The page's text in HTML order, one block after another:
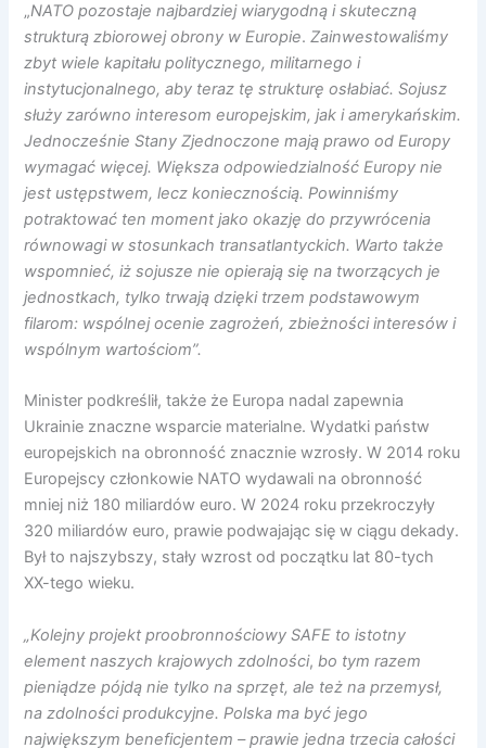
„NATO pozostaje najbardziej wiarygodną i skuteczną
strukturą zbiorowej obrony w Europie.Zainwestowaliśmy
zbyt wiele kapitału politycznego, militarnego i
instytucjonalnego, aby teraz tę strukturę osłabiać. Sojusz
służy zarówno interesom europejskim, jak i amerykańskim.
Jednocześnie Stany Zjednoczone mają prawo od Europy
wymagać więcej. Większa odpowiedzialność Europy nie
jest ustępstwem, lecz koniecznością. Powinniśmy
potraktować ten moment jako okazję do przywrócenia
równowagi w stosunkach transatlantyckich. Warto także
wspomnieć, iż sojusze nie opierają się na tworzących je
jednostkach, tylko trwają dzięki trzem podstawowym
filarom: wspólnej ocenie zagrożeń, zbieżności interesów i
wspólnym wartościom”.
Minister podkreślił, także że Europa nadal zapewnia
Ukrainie znaczne wsparcie materialne. Wydatki państw
europejskich na obronność znacznie wzrosły. W 2014 roku
Europejscy członkowie NATO wydawali na obronność
mniej niż 180 miliardów euro. W 2024 roku przekroczyły
320 miliardów euro, prawie podwajając się w ciągu dekady.
Był to najszybszy, stały wzrost od początku lat 80-tych
XX-tego wieku.
„Kolejny projekt proobronnościowy SAFE to istotny
element naszych krajowych zdolności,bo tym razem
pieniądze pójdą nie tylko na sprzęt, ale też na przemysł,
na zdolności produkcyjne. Polska ma być jego
największym beneficjentem – prawie jedna trzecia całości